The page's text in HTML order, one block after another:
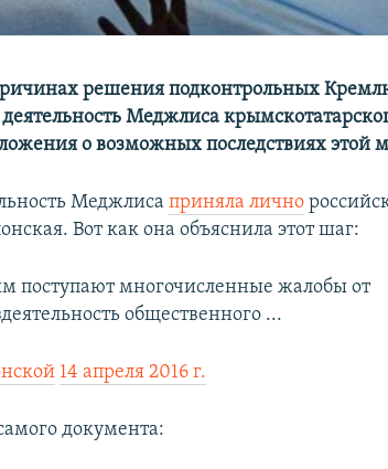
решения подконтрольных
Меджлиса
о возможных последствиях этой
Меджлисаприняла лично
Вот как она объяснила этот шаг:
поступают многочисленные жалобы от
общественного ...
14 апреля 2016 г.
документа: